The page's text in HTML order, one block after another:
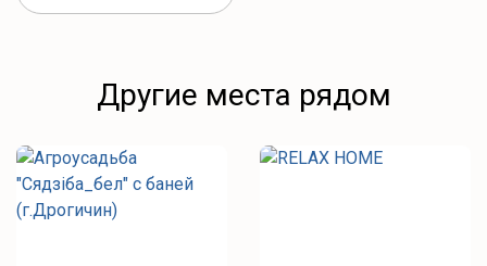
Спокойный отдых
Телевизор
Активный отдых
Другие места рядом